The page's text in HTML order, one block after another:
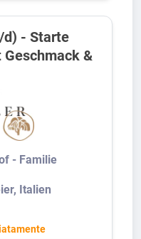
d) - Starte
&
- Familie
Italien